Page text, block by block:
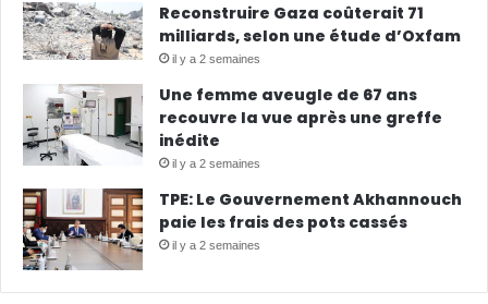
Reconstruire Gaza coûterait 71
milliards, selon une étude d’Oxfam
il y a 2 semaines
Une femme aveugle de 67 ans
recouvre la vue après une greffe
inédite
il y a 2 semaines
TPE: Le Gouvernement Akhannouch
paie les frais des pots cassés
il y a 2 semaines